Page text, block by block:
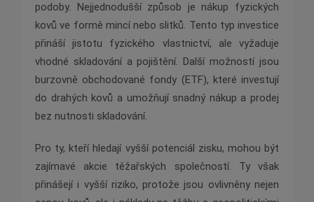
podoby. Nejjednodušší způsob je nákup fyzických
kovů ve formě mincí nebo slitků. Tento typ investice
přináší jistotu fyzického vlastnictví, ale vyžaduje
vhodné skladování a pojištění. Další možností jsou
burzovně obchodované fondy (ETF), které investují
do drahých kovů a umožňují snadný nákup a prodej
bez nutnosti skladování.
Pro ty, kteří hledají vyšší potenciál zisku, mohou být
zajímavé akcie těžařských společností. Ty však
přinášejí i vyšší riziko, protože jsou ovlivněny nejen